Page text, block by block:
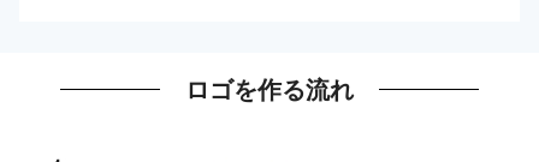
ロゴを作る流れ